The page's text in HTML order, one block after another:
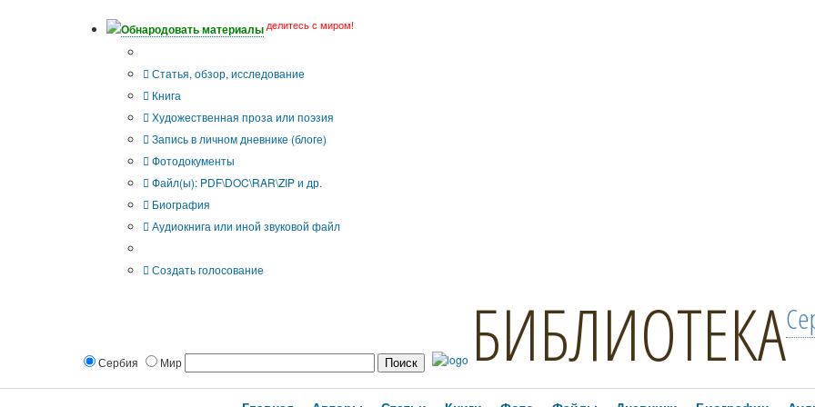
Обнародовать материалы делитесь с миром!
Статья, обзор, исследование
Книга
Художественная проза или поэзия
Запись в личном дневнике (блоге)
Фотодокументы
Файл(ы): PDF\DOC\RAR\ZIP и др.
Биография
Аудиокнига или иной звуковой файл
Создать голосование
Сербия Мир БИБЛИОТЕКА